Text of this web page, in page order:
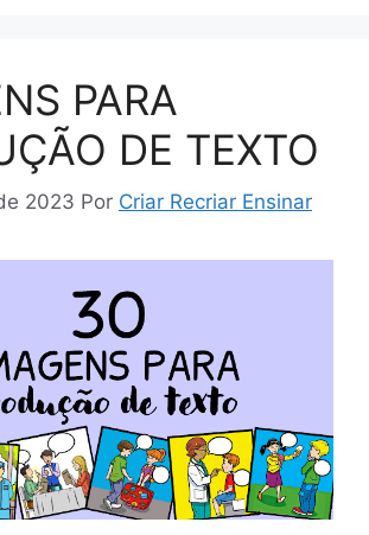
PARA
DE TEXTO
2023 Por Criar Recriar Ensinar